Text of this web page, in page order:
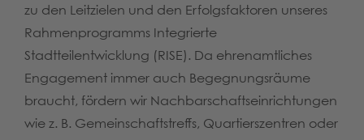
zu den Leitzielen und den Erfolgsfaktoren unseres
Rahmenprogramms Integrierte
Stadtteilentwicklung (RISE). Da ehrenamtliches
Engagement immer auch Begegnungsräume
braucht, fördern wir Nachbarschaftseinrichtungen
wie z. B. Gemeinschaftstreffs, Quartierszentren oder